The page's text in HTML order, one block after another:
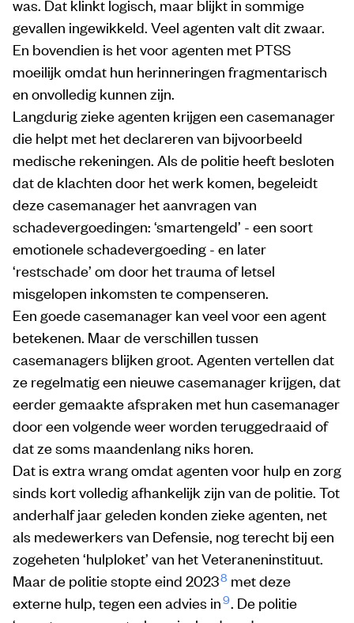
was. Dat klinkt logisch, maar blijkt in sommige
gevallen ingewikkeld. Veel agenten valt dit zwaar.
En bovendien is het voor agenten met PTSS
moeilijk omdat hun herinneringen fragmentarisch
en onvolledig kunnen zijn.
Langdurig zieke agenten krijgen een casemanager
die helpt met het declareren van bijvoorbeeld
medische rekeningen. Als de politie heeft besloten
dat de klachten door het werk komen, begeleidt
deze casemanager het aanvragen van
schadevergoedingen: ‘smartengeld’ - een soort
emotionele schadevergoeding - en later
‘restschade’ om door het trauma of letsel
misgelopen inkomsten te compenseren.
Een goede casemanager kan veel voor een agent
betekenen. Maar de verschillen tussen
casemanagers blijken groot. Agenten vertellen dat
ze regelmatig een nieuwe casemanager krijgen, dat
eerder gemaakte afspraken met hun casemanager
door een volgende weer worden teruggedraaid of
dat ze soms maandenlang niks horen.
Dat is extra wrang omdat agenten voor hulp en zorg
sinds kort volledig afhankelijk zijn van de politie. Tot
anderhalf jaar geleden konden zieke agenten, net
als medewerkers van Defensie, nog terecht bij een
zogeheten ‘hulploket’ van het Veteraneninstituut.
Maar de politie stopte eind 20238 met deze
externe hulp, tegen een advies in9. De politie